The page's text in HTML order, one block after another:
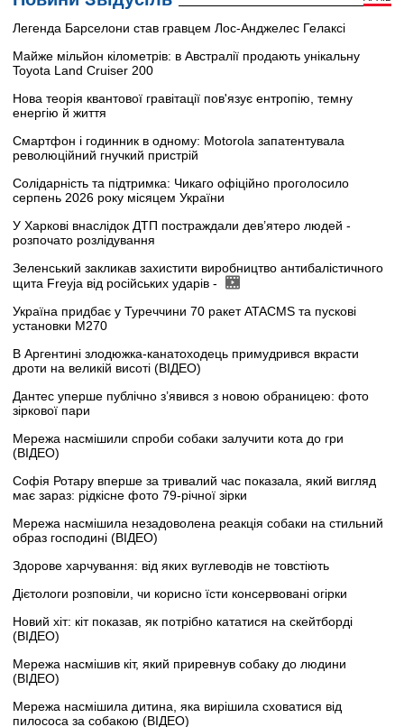
Легенда Барселони став гравцем Лос-Анджелес Гелаксі
Майже мільйон кілометрів: в Австралії продають унікальну
Toyota Land Cruiser 200
Нова теорія квантової гравітації пов'язує ентропію, темну
енергію й життя
Смартфон і годинник в одному: Motorola запатентувала
революційний гнучкий пристрій
Солідарність та підтримка: Чикаго офіційно проголосило
серпень 2026 року місяцем України
У Харкові внаслідок ДТП постраждали дев’ятеро людей -
розпочато розлідування
Зеленський закликав захистити виробництво антибалістичного
щита Freyja від російських ударів -
Україна придбає у Туреччини 70 ракет ATACMS та пускові
установки M270
В Аргентині злодюжка-канатоходець примудрився вкрасти
дроти на великій висоті (ВІДЕО)
Дантес уперше публічно з’явився з новою обраницею: фото
зіркової пари
Мережа насмішили спроби собаки залучити кота до гри
(ВІДЕО)
Софія Ротару вперше за тривалий час показала, який вигляд
має зараз: рідкісне фото 79-річної зірки
Мережа насмішила незадоволена реакція собаки на стильний
образ господині (ВІДЕО)
Здорове харчування: від яких вуглеводів не товстіють
Дієтологи розповіли, чи корисно їсти консервовані огірки
Новий хіт: кіт показав, як потрібно кататися на скейтборді
(ВІДЕО)
Мережа насмішив кіт, який приревнув собаку до людини
(ВІДЕО)
Мережа насмішила дитина, яка вирішила сховатися від
пилососа за собакою (ВІДЕО)